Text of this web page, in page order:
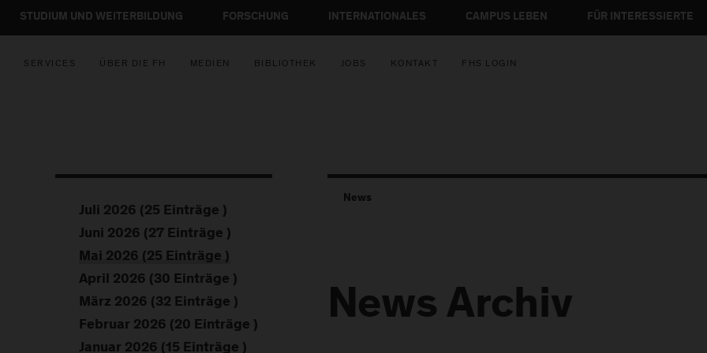
STUDIUM UND WEITERBILDUNG FORSCHUNG INTERNATIONALES CAMPUS LEBEN FÜR INTERESSIERTE
SERVICES ÜBER DIE FH MEDIEN BIBLIOTHEK JOBS KONTAKT FHS LOGIN
News
News Archiv
Juli 2026 (25 Einträge )
Juni 2026 (27 Einträge )
Mai 2026 (25 Einträge )
April 2026 (30 Einträge )
März 2026 (32 Einträge )
Februar 2026 (20 Einträge )
Januar 2026 (15 Einträge )